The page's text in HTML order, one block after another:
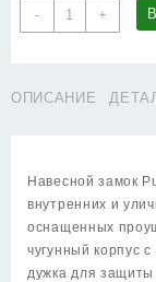
-
Количество
товара
(Пунто)
3
key
англ.ключ.
+
ОПИСАНИЕ
Навесной замок
внутренних и
оснащенных
чугунный корпус
дужка для